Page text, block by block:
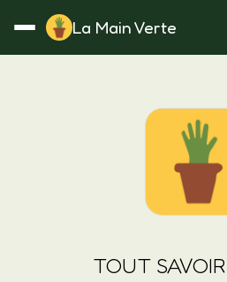
La Main Verte
Notes
TOUT